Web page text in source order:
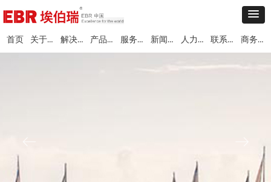
首页 关于埃伯瑞 解决方案 产品中心 服务与支持 新闻中心 人力资源 联系我们 商务合作